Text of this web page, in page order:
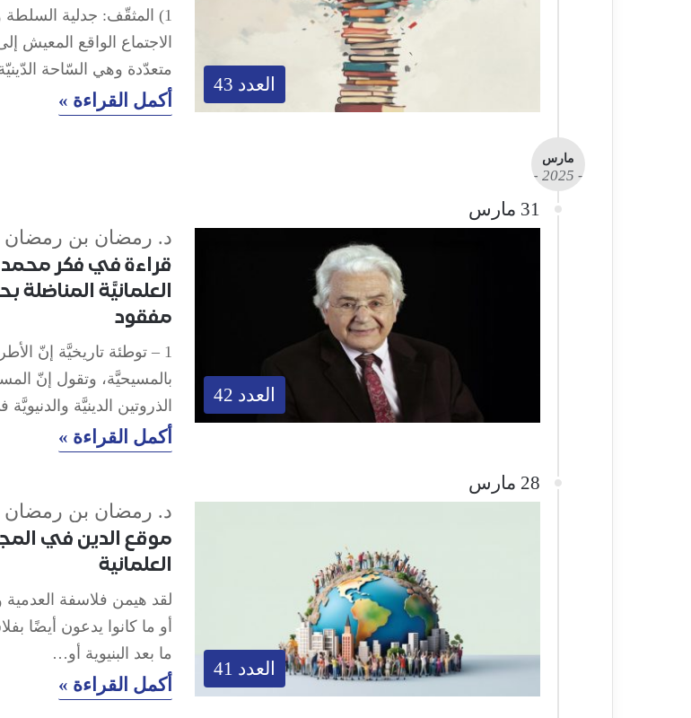
العدد 43
1) المثقّف: جدلية
الاجتماع الواقع المعيش
متعدّدة وهي السّاحة
أكمل القراءة »
مارس
- 2025 -
31 مارس
العدد 42
د. رمضان بن رمضان
قراءة في فكر
العلمانيَّة المناضلة
مفقود
1 – توطئة تاريخيَّة إنّ
بالمسيحيَّة، وتقول إنّ
الذروتين الدينيَّة
أكمل القراءة »
28 مارس
العدد 41
د. رمضان بن رمضان
موقع الدين في
العلمانية
لقد هيمن فلاسفة العدمية
أو ما كانوا يدعون أيضًا
ما بعد البنيوية أو…
أكمل القراءة »